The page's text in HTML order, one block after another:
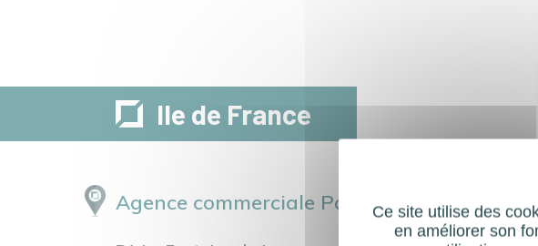
Ile de France
Agence commerciale Paris - Ile de France
Ce site utilise des
en améliorer son